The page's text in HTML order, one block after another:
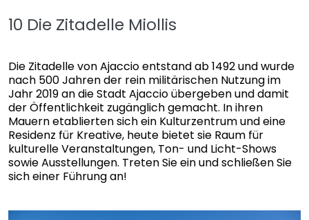
10 Die Zitadelle Miollis
Die Zitadelle von Ajaccio entstand ab 1492 und wurde
nach 500 Jahren der rein militärischen Nutzung im
Jahr 2019 an die Stadt Ajaccio übergeben und damit
der Öffentlichkeit zugänglich gemacht. In ihren
Mauern etablierten sich ein Kulturzentrum und eine
Residenz für Kreative, heute bietet sie Raum für
kulturelle Veranstaltungen, Ton- und Licht-Shows
sowie Ausstellungen. Treten Sie ein und schließen Sie
sich einer Führung an!